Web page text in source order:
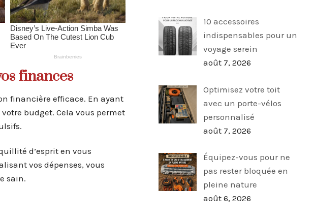
finances
financière efficace. En ayant
budget. Cela vous permet
d’esprit en vous
vos dépenses, vous
sain.
10 accessoires
indispensables pour un
voyage serein
août 7, 2026
Optimisez votre toit
avec un porte-vélos
personnalisé
août 7, 2026
Équipez-vous pour ne
pas rester bloquée en
pleine nature
août 6, 2026